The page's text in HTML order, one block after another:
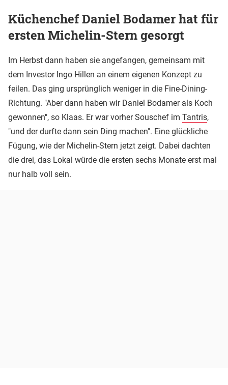
Küchenchef Daniel Bodamer hat für
ersten Michelin-Stern gesorgt
Im Herbst dann haben sie angefangen, gemeinsam mit
dem Investor Ingo Hillen an einem eigenen Konzept zu
feilen. Das ging ursprünglich weniger in die Fine-Dining-
Richtung. "Aber dann haben wir Daniel Bodamer als Koch
gewonnen", so Klaas. Er war vorher Souschef im Tantris,
"und der durfte dann sein Ding machen". Eine glückliche
Fügung, wie der Michelin-Stern jetzt zeigt. Dabei dachten
die drei, das Lokal würde die ersten sechs Monate erst mal
nur halb voll sein.